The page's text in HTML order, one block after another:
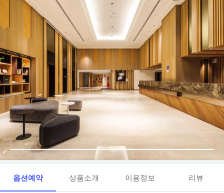
옵션예약 상품소개 이용정보 리뷰